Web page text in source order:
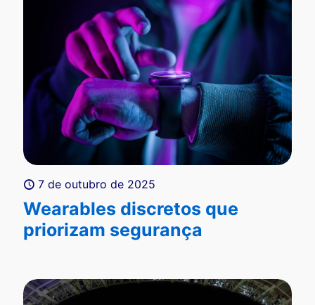
7 de outubro de 2025
Wearables discretos que
priorizam segurança